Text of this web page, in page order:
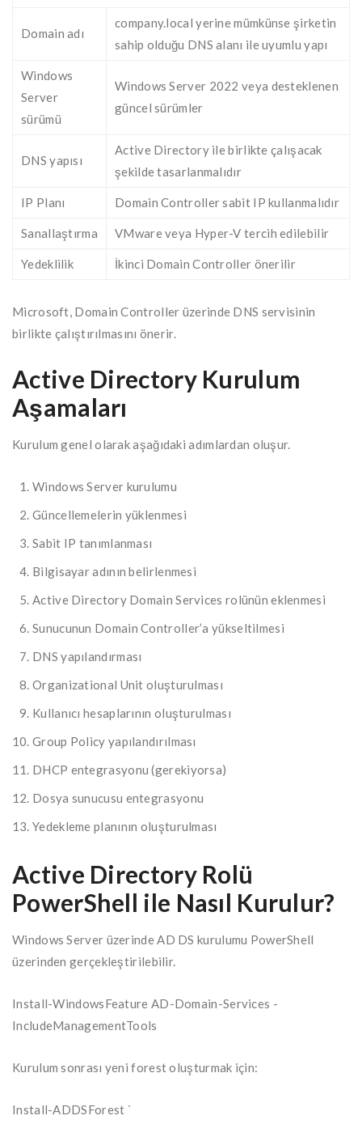
Domain adı
company.local yerine mümkünse şirketin
sahip olduğu DNS alanı ile uyumlu yapı
Windows
Server
sürümü
Windows Server 2022 veya desteklenen
güncel sürümler
DNS yapısı
Active Directory ile birlikte çalışacak
şekilde tasarlanmalıdır
IP Planı Domain Controller sabit IP kullanmalıdır
Sanallaştırma VMware veya Hyper-V tercih edilebilir
Yedeklilik İkinci Domain Controller önerilir
Microsoft, Domain Controller üzerinde DNS servisinin
birlikte çalıştırılmasını önerir.
Active Directory Kurulum
Aşamaları
Kurulum genel olarak aşağıdaki adımlardan oluşur.
Windows Server kurulumu
Güncellemelerin yüklenmesi
Sabit IP tanımlanması
Bilgisayar adının belirlenmesi
Active Directory Domain Services rolünün eklenmesi
Sunucunun Domain Controller’a yükseltilmesi
DNS yapılandırması
Organizational Unit oluşturulması
Kullanıcı hesaplarının oluşturulması
Group Policy yapılandırılması
DHCP entegrasyonu (gerekiyorsa)
Dosya sunucusu entegrasyonu
Yedekleme planının oluşturulması
Active Directory Rolü
PowerShell ile Nasıl Kurulur?
Windows Server üzerinde AD DS kurulumu PowerShell
üzerinden gerçekleştirilebilir.
Install-WindowsFeature AD-Domain-Services -
IncludeManagementTools
Kurulum sonrası yeni forest oluşturmak için:
Install-ADDSForest `